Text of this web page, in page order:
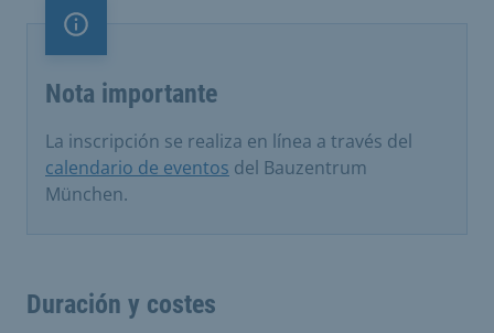
Nota importante
Nota importante
La inscripción se realiza en línea a través del
calendario de eventos del Bauzentrum
München.
Duración y costes